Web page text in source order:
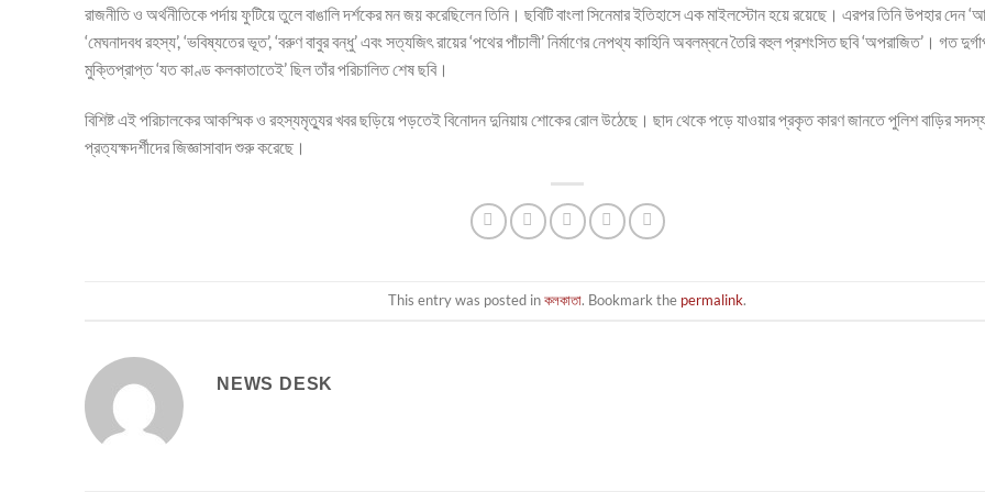
রাজনীতি ও অর্থনীতিকে পর্দায় ফুটিয়ে তুলে বাঙালি দর্শকের মন জয় করেছিলেন তিনি। ছবিটি বাংলা সিনেমার ইতিহাসে এক মাইলস্টোন হয়ে রয়েছে। এরপর তিনি উপহার দেন
‘মেঘনাদবধ রহস্য’, ‘ভবিষ্যতের ভূত’, ‘বরুণ বাবুর বন্ধু’ এবং সত্যজিৎ রায়ের ‘পথের পাঁচালী’ নির্মাণের নেপথ্য কাহিনি অবলম্বনে তৈরি বহুল প্রশংসিত ছবি ‘অপরাজিত’। গত
মুক্তিপ্রাপ্ত ‘যত কাণ্ড কলকাতাতেই’ ছিল তাঁর পরিচালিত শেষ ছবি।
বিশিষ্ট এই পরিচালকের আকস্মিক ও রহস্যমৃত্যুর খবর ছড়িয়ে পড়তেই বিনোদন দুনিয়ায় শোকের রোল উঠেছে। ছাদ থেকে পড়ে যাওয়ার প্রকৃত কারণ জানতে পুলিশ বাড়ির
প্রত্যক্ষদর্শীদের জিজ্ঞাসাবাদ শুরু করেছে।
This entry was posted inকলকাতা. Bookmark the permalink.
NEWS DESK